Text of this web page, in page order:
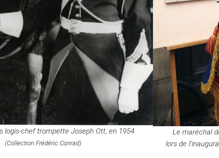
logis-chef trompette Joseph Ott, en 1954.
(Collection Frédéric Conrad)
Le maréchal
lors de